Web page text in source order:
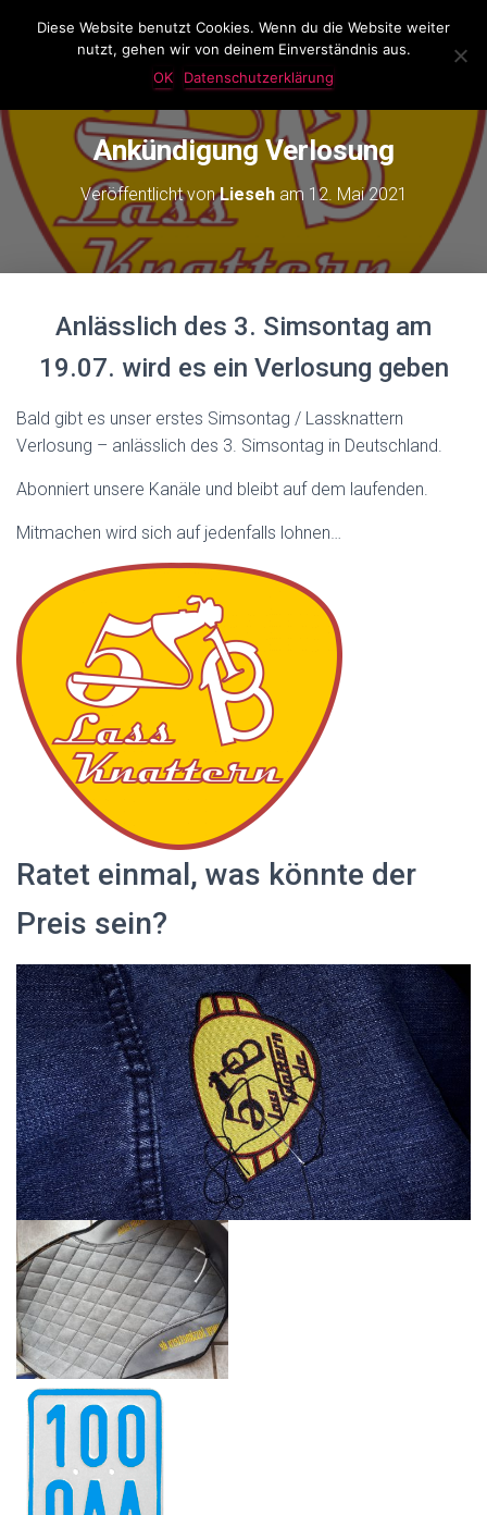
LassKnattern
N
O
A
Ankündigung Verlosung
Veröffentlicht vonLieseham 12. Mai 2021
Anlässlich des 3. Simsontag am
19.07. wird es ein Verlosung geben
Bald gibt es unser erstes Simsontag / Lassknattern
Verlosung – anlässlich des 3. Simsontag in Deutschland.
Abonniert unsere Kanäle und bleibt auf dem laufenden.
Mitmachen wird sich auf jedenfalls lohnen…
Ratet einmal, was könnte der
Preis sein?
Diese Website benutzt Cookies. Wenn du die Website weiter
nutzt, gehen wir von deinem Einverständnis aus.
OK
Datenschutzerklärung